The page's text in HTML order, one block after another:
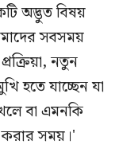
অদ্ভুত বিষয়
সবসময়
নতুন
হতে যাচ্ছেন যা
বা এমনকি
করার সময়।'